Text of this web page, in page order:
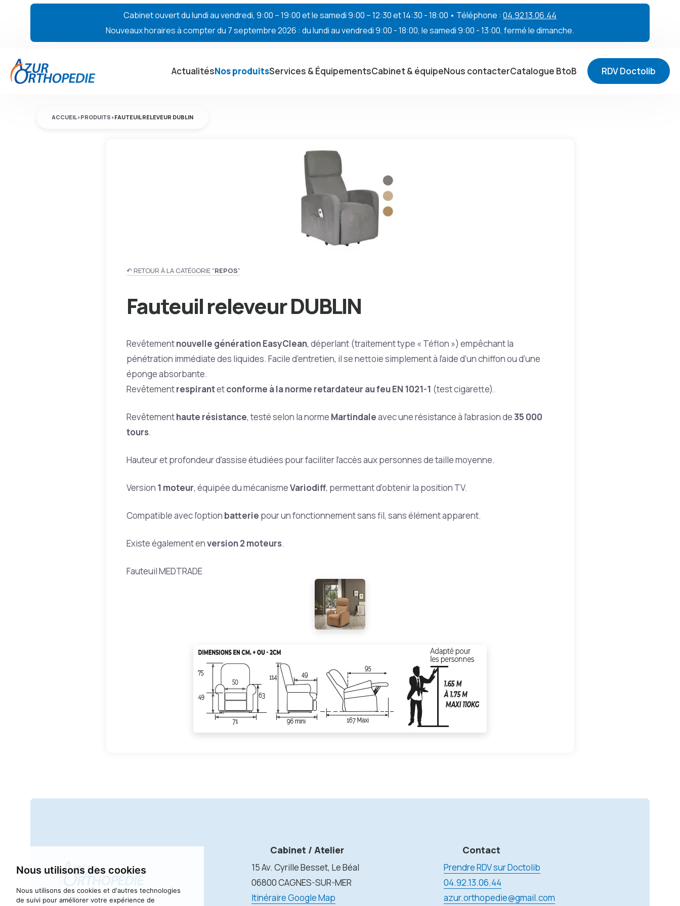
Nous utilisons des cookies
Nous utilisons des cookies et d'autres technologies
de suivi pour améliorer votre expérience de
Cabinet ouvert du lundi au vendredi, 9:00 – 19:00 et le samedi 9:00 – 12:30 et 14:30 - 18:00 • Téléphone : 04.92.13.06.44
Nouveaux horaires à compter du 7 septembre 2026 : du lundi au vendredi 9:00 - 18:00, le samedi 9:00 - 13:00, fermé le dimanche.
ActualitésNos produitsServices & ÉquipementsCabinet & équipeNous contacterCatalogue BtoB RDV Doctolib
ACCUEIL>PRODUITS >FAUTEUIL RELEVEUR DUBLIN
↶ RETOUR À LA CATÉGORIE "REPOS"
Fauteuil releveur DUBLIN
Revêtementnouvelle génération EasyClean, déperlant (traitement type « Téflon ») empêchant la
pénétration immédiate des liquides. Facile d’entretien, il se nettoie simplement à l’aide d’un chiffon ou d’une
éponge absorbante.
Revêtementrespirantetconforme à la norme retardateur au feu EN 1021-1 (test cigarette).
Revêtementhaute résistance, testé selon la norme Martindaleavec une résistance à l’abrasion de35 000
tours.
Hauteur et profondeur d’assise étudiées pour faciliter l’accès aux personnes de taille moyenne.
Version 1 moteur, équipée du mécanismeVariodiff, permettant d’obtenir la position TV.
Compatible avec l’option batterie pour un fonctionnement sans fil, sans élément apparent.
Existe également enversion 2 moteurs.
Fauteuil MEDTRADE
Cabinet / Atelier
15 Av. Cyrille Besset, Le Béal
06800 CAGNES-SUR-MER
Itinéraire Google Map
Contact
Prendre RDV sur Doctolib
04.92.13.06.44
azur.orthopedie@gmail.com